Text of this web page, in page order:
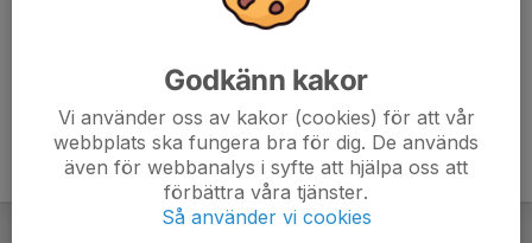
Godkänn kakor
Vi använder oss av kakor (cookies) för att vår
webbplats ska fungera bra för dig. De används
även för webbanalys i syfte att hjälpa oss att
förbättra våra tjänster.
Så använder vi cookies